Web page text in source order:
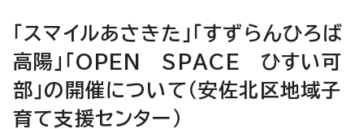
「スマイルあさきた」「すずらんひろば
高陽」「OPEN SPACE ひすい可
部」の開催について（安佐北区地域子
育て支援センター）